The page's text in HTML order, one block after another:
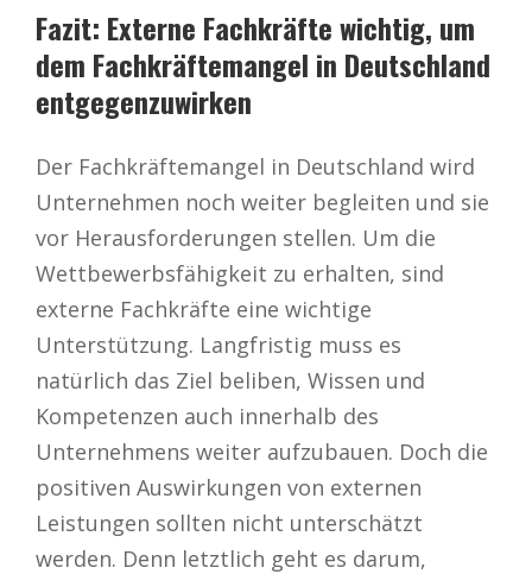
Fazit: Externe Fachkräfte wichtig, um
dem Fachkräftemangel in Deutschland
entgegenzuwirken
Der Fachkräftemangel in Deutschland wird
Unternehmen noch weiter begleiten und sie
vor Herausforderungen stellen. Um die
Wettbewerbsfähigkeit zu erhalten, sind
externe Fachkräfte eine wichtige
Unterstützung. Langfristig muss es
natürlich das Ziel beliben, Wissen und
Kompetenzen auch innerhalb des
Unternehmens weiter aufzubauen. Doch die
positiven Auswirkungen von externen
Leistungen sollten nicht unterschätzt
werden. Denn letztlich geht es darum,